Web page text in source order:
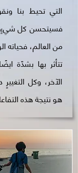
التي تحيط بنا
فسيتحسن كل شيءٍ.
من العالم، فحياته
تتأثر بها بشدّة
الآخر، وكل
هو نتيجة هذه